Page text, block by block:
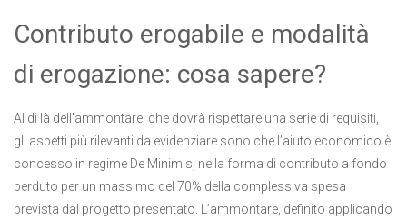
Contributo erogabile e modalità
di erogazione: cosa sapere?
Al di là dell’ammontare, che dovrà rispettare una serie di requisiti,
gli aspetti più rilevanti da evidenziare sono che l’aiuto economico è
concesso in regime De Minimis, nella forma di contributo a fondo
perduto per un massimo del 70% della complessiva spesa
prevista dal progetto presentato. L’ammontare, definito applicando